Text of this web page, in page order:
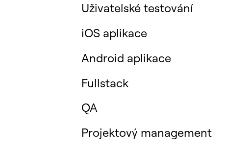
Uživatelské testování
iOS aplikace
Android aplikace
Fullstack
QA
Projektový management